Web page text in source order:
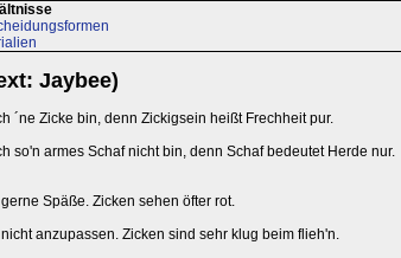
Jaybee)
´ne Zicke bin, denn Zickigsein heißt Frechheit pur.
so'n armes Schaf nicht bin, denn Schaf bedeutet Herde nur.
Späße. Zicken sehen öfter rot.
anzupassen. Zicken sind sehr klug beim flieh'n.